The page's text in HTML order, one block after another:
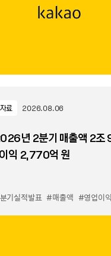
료 2026.08.06
년 2분기 매출액 2조
익 2,770억 원
실적발표 #매출액 #영업이익